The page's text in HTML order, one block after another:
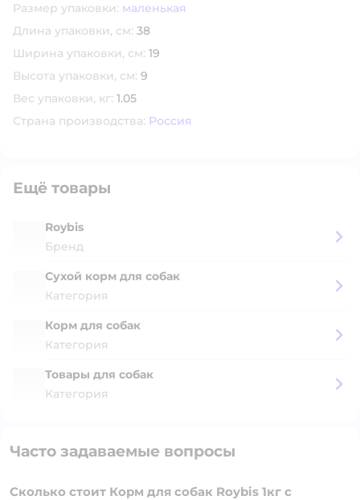
Размер упаковки: маленькая
Длина упаковки, см: 38
Ширина упаковки, см: 19
Высота упаковки, см: 9
Вес упаковки, кг: 1.05
Страна производства: Россия
Ещё товары
Roybis
Бренд
Сухой корм для собак
Категория
Корм для собак
Категория
Товары для собак
Категория
Часто задаваемые вопросы
Сколько стоит Корм для собак Roybis 1кг с